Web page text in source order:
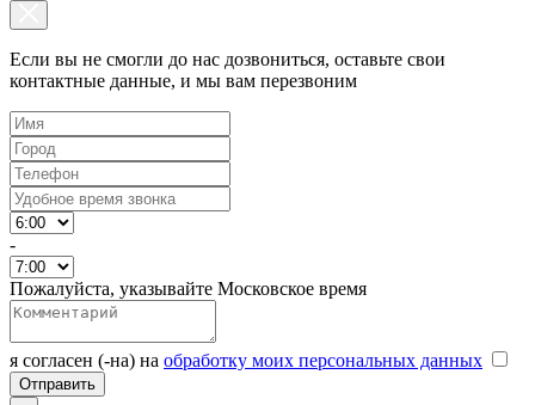
Если вы не смогли до нас дозвониться, оставьте свои
контактные данные, и мы вам перезвоним
-
Пожалуйста, указывайте Московское время
я согласен (-на) на обработку моих персональных данных